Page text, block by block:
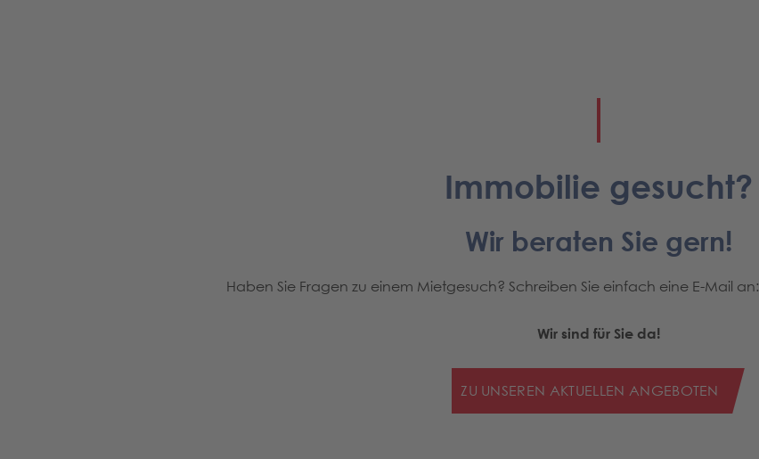
Immobilie gesucht?
Wir beraten Sie gern!
Haben Sie Fragen zu einem Mietgesuch? Schreiben Sie einfach eine E-Mail an:
Wir sind für Sie da!
ZU UNSEREN AKTUELLEN ANGEBOTEN